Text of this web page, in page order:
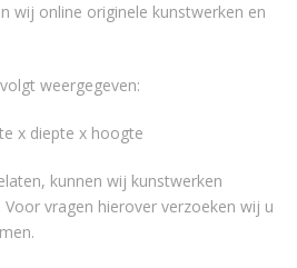
wij online originele kunstwerken en
weergegeven:
x diepte x hoogte
kunnen wij kunstwerken
vragen hierover verzoeken wij u